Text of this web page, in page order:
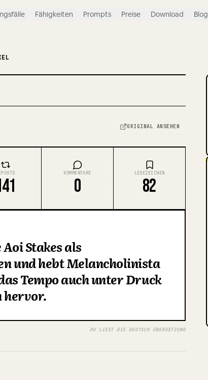
Fähigkeiten Prompts Preise Download Blog
ORIGINAL ANSEHEN
KOMMENTARE
0
LESEZEICHEN
82
Stakes als
und hebt Melancholinista
Tempo auch unter Druck
hervor.
DU LIEST DIE DEUTSCH ÜBERSETZUNG